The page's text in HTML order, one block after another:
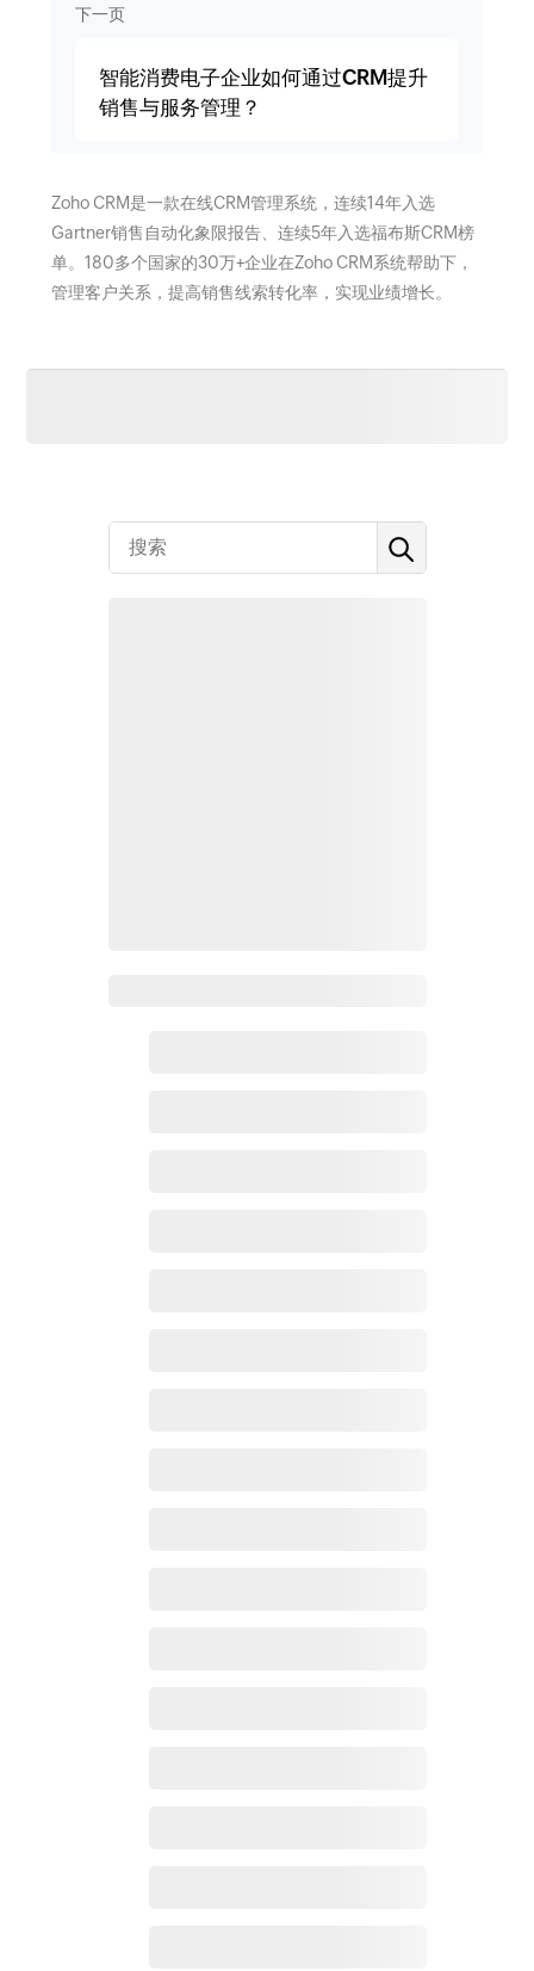
下一页
智能消费电子企业如何通过CRM提升
销售与服务管理？
Zoho CRM是一款在线CRM管理系统，连续14年入选
Gartner销售自动化象限报告、连续5年入选福布斯CRM榜
单。180多个国家的30万+企业在Zoho CRM系统帮助下，
管理客户关系，提高销售线索转化率，实现业绩增长。